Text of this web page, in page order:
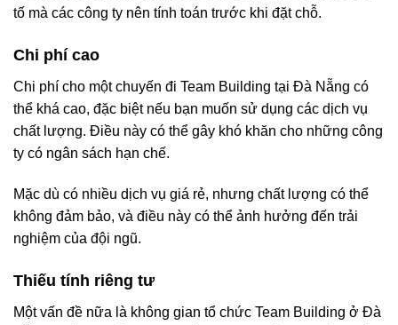
tố mà các công ty nên tính toán trước khi đặt chỗ.
Chi phí cao
Chi phí cho một chuyến đi Team Building tại Đà Nẵng có
thể khá cao, đặc biệt nếu bạn muốn sử dụng các dịch vụ
chất lượng. Điều này có thể gây khó khăn cho những công
ty có ngân sách hạn chế.
Mặc dù có nhiều dịch vụ giá rẻ, nhưng chất lượng có thể
không đảm bảo, và điều này có thể ảnh hưởng đến trải
nghiệm của đội ngũ.
Thiếu tính riêng tư
Một vấn đề nữa là không gian tổ chức Team Building ở Đà